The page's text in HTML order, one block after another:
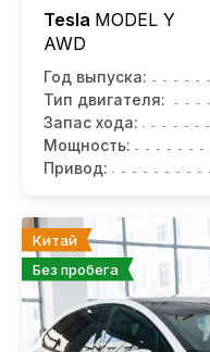
Tesla MODEL Y
AWD
Год выпуска:
Тип двигателя:
Запас хода:
Мощность:
Привод:
Китай
Без пробега